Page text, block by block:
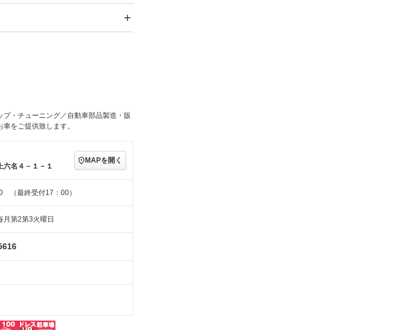
ル
装備略号／用語解説
ト
バックカメラ
ベンチシート
・チューニング／自動車部品製造・販
をご提供致します。
六名４－１－１
MAPを開く
（最終受付17：00）
月第2第3火曜日